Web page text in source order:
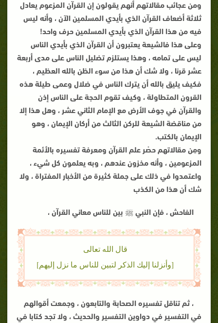
ومن عجائب مقالاتهم أنهم يقولون إن القرآن المزعوم يعادل
ثلاثة أضعاف القرآن الذي بأيدي المسلمين الآن ، وأنه ليس
فيه من هذا القرآن الذي بأيدي المسلمين حرف واحد!
وعلى هذا فالشيعة يعتبرون أن القرآن الذي بأيدي الناس
ليس على تمامه ، وهذا يستلزم تضليل الناس على مدى أربعة
عشر قرنا ، ولا شك أن هذا من سوء الظن بالله العظيم ،
فكيف يليق بالله أن يترك الناس في ضلال وعمى طيلة هذه
القرون المتطاولة ، وكيف تقوم الحجة على الناس إذن
والقرآن في جوف الأرض مع الإمام الثاني عشر ، وهل هذا إلا
من مناقضة الشيعة للركن الثالث من أركان الإيمان ، وهو
الإيمان بالكتب.
ومِن مقالاتهم حصْر علم القرآن ومعرفة تفسيره بالأئمة
المزعومين ، وأنه مخزون عندهم ، وبه يعلمون كل شيء ،
واعتمدوا في ذلك على جملة كثيرة من الأخبار المفتراة ، ولا
شك أن هذا من الكذب
الفاحش ، فإن النبي ﷺ بين للناس معاني القرآن ،
قال الله تعالى
[وأنزلنا إليك الذكر لتبين للناس ما نزل إليهم]
، ثم تناقل تفسيره الصحابة والتابعون ، وجمعت أقوالهم
في التفسير في دواوين التفسير والحديث ، ولا تجد كتابا في